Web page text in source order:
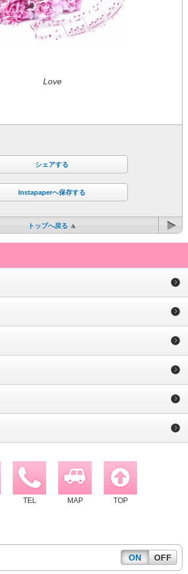
Love
シェアする
Instapaperへ保存する
トップへ戻る
TEL MAP TOP
ON OFF